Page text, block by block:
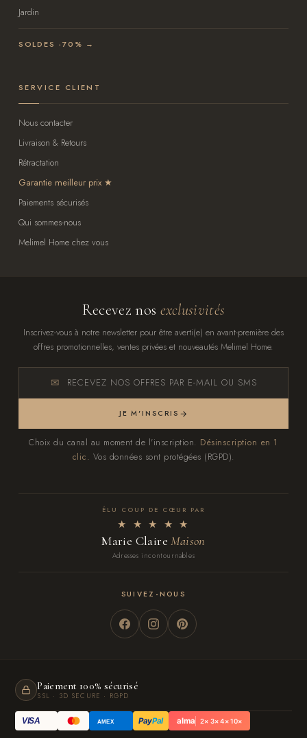
Jardin
SOLDES -70% →
SERVICE CLIENT
Nous contacter
Livraison & Retours
Rétractation
Garantie meilleur prix
Paiements sécurisés
Qui sommes-nous
Melimel Home chez vous
Recevez nos exclusivités
Inscrivez-vous à notre newsletter pour être averti(e) en avant-première des
offres promotionnelles, ventes privées et nouveautés Melimel Home.
RECEVEZ NOS OFFRES PAR E-MAIL OU SMS
JE M'INSCRIS
Choix du canal au moment de l'inscription. Désinscription en 1
clic. Vos données sont protégées (RGPD).
ÉLU COUP DE CŒUR PAR
★ ★ ★ ★ ★
Marie ClaireMaison
Adresses incontournables
SUIVEZ-NOUS
Paiement 100% sécurisé
SSL · 3D SECURE · RGPD
VISA AMEX PayPal alma 2× 3× 4× 10×